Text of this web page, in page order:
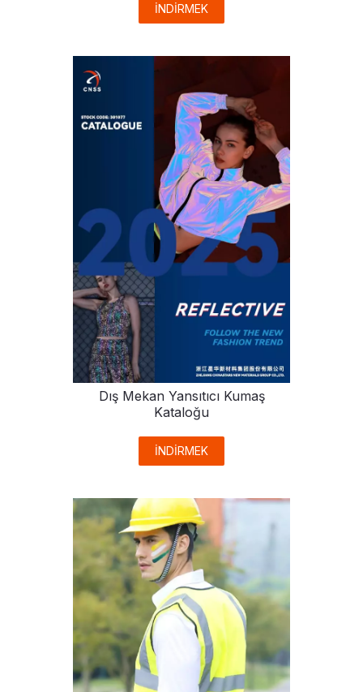
İNDİRMEK
Dış Mekan Yansıtıcı Kumaş
Kataloğu
İNDİRMEK